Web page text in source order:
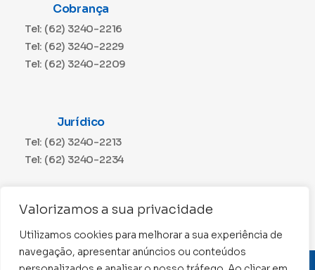
Valorizamos a sua privacidade
Utilizamos cookies para melhorar a sua experiência de
navegação, apresentar anúncios ou conteúdos
Cobrança
Tel: (62) 3240-2216
Tel: (62) 3240-2229
Tel: (62) 3240-2209
Jurídico
Tel: (62) 3240-2213
Tel: (62) 3240-2234
Tel: (62) 3240-2230